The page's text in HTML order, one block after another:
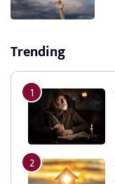
Trending